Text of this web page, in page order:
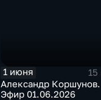
1 июня
15
Александр Коршунов.
Эфир 01.06.2026